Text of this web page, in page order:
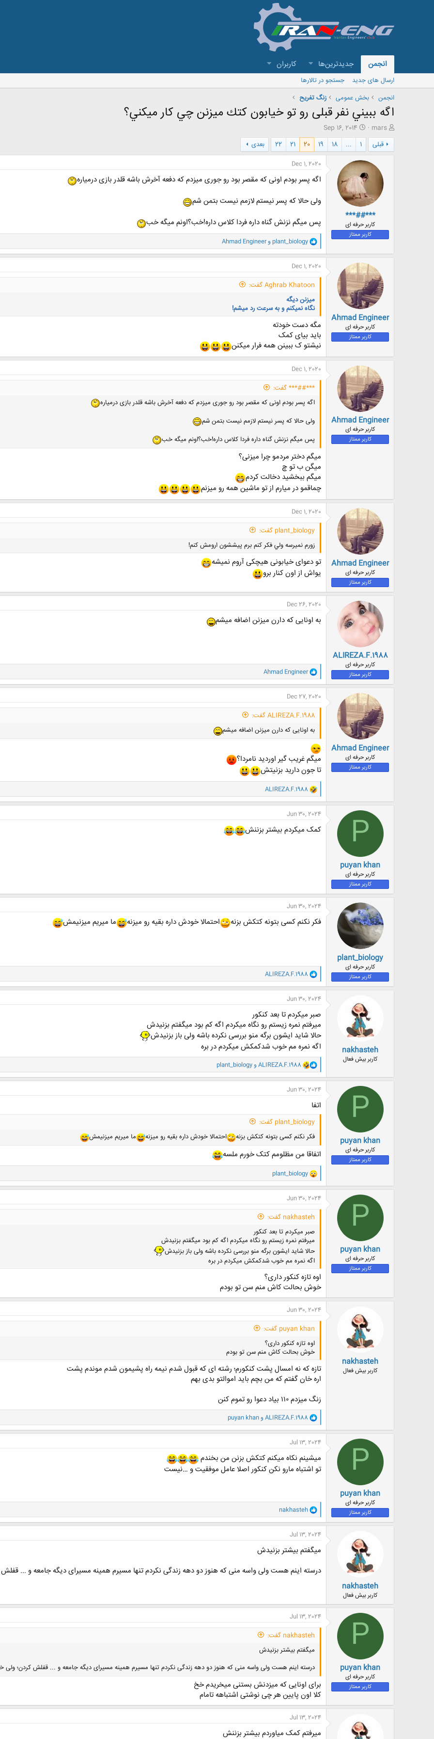
انجمن جدیدترین‌ها کاربران
ارسال های جدید
جستجو در تالارها
انجمن
بخش عمومی زنگ تفريح
اگه ببيني نفر قبلی رو تو خيابون كتك ميزنن چي كار ميكني؟
ش
ر
و
ع
و
ع
mars
ت
ا
ی
خ
ش
ر
و
ع
Sep 16, 2014
قبلی
1
...
18
19
20
21
22 بعدی
***##***
کاربر حرفه ای
کاربر ممتاز
Dec 1, 2020
اگه پسر بودم اونی که مقصر بود رو جوری میزدم که دفعه آخرش باشه قلدر بازی درمیاره
ولی حالا که پسر نیستم لازمم نیست بتمن شم
پس میگم نزنش گناه داره فردا کلاس داره!خب؟اونم میگه خب
و
ا
ک
ش
ا
plant_biology وAhmad Engineer
Ahmad Engineer
کاربر حرفه ای
کاربر ممتاز
Dec 1, 2020
Aghrab Khatoon گفت:
میزنن دیگه
نگاه نمیکنم و به سرعت رد میشم!
کلیک کنید تا باز شود...
مگه دست خودته
باید بیای کمک
نیشتو ک ببینن همه فرار میکنن
Ahmad Engineer
کاربر حرفه ای
کاربر ممتاز
Dec 1, 2020
***##*** گفت:
اگه پسر بودم اونی که مقصر بود رو جوری میزدم که دفعه آخرش باشه قلدر بازی درمیاره
ولی حالا که پسر نیستم لازمم نیست بتمن شم
پس میگم نزنش گناه داره فردا کلاس داره!خب؟اونم میگه خب
میگم دختر مردمو چرا میزنی؟
میگن ب تو چ
میگم ببخشید دخالت کردم
چماقمو در میارم از تو ماشین همه رو میزنم
Ahmad Engineer
کاربر حرفه ای
کاربر ممتاز
Dec 1, 2020
plant_biology گفت:
زورم نميرسه ولي فكر كنم برم پيششون ارومش كنم!
تو دعوای خیابونی هیچکی آروم نمیشه
یواش از اون کنار برو
ALIREZA.F.1988
کاربر حرفه ای
کاربر ممتاز
Dec 26, 2020
به اونایی که دارن میزنن اضافه میشم
و
ا
ک
ش
ا
:
Ahmad Engineer
Ahmad Engineer
کاربر حرفه ای
کاربر ممتاز
Dec 27, 2020
ALIREZA.F.1988 گفت:
به اونایی که دارن میزنن اضافه میشم
میگم غریب گیر اوردید نامردا؟
تا جون دارید بزنیتش
و
ا
ک
ن
ش
ه
ا
ALIREZA.F.1988
P
puyan khan
کاربر حرفه ای
کاربر ممتاز
Jun 30, 2024
کمک میکردم بیشتر بزننش
plant_biology
کاربر حرفه ای
کاربر ممتاز
Jun 30, 2024
فکر نکنم کسی بتونه کتکش بزنه احتمالا خودش داره بقیه رو میزنه ما میریم میزنیمش
و
ا
ک
ن
ش
ه
ا
:
ALIREZA.F.1988
nakhasteh
کاربر بیش فعال
Jun 30, 2024
صبر میکردم تا بعد کنکور
میرفتم نمره زیستم رو نگاه میکردم اگه کم بود میگفتم بزنیدش
حالا شاید ایشون برگه منو بررسی نکرده باشه ولی باز بزنیدش
اگه نمره مم خوب شدکمکش میکردم در بره
و
ا
ک
ن
ش
ALIREZA.F.1988 و plant_biology
P
puyan khan
کاربر حرفه ای
کاربر ممتاز
Jun 30, 2024
اتفا
plant_biology گفت:
فکر نکنم کسی بتونه کتکش بزنه
احتمالا خودش داره بقیه رو میزنه ما میریم میزنیمش
اتفاقا من مظلومم کتک خورم ملسه
و
ا
ک
ن
ش
ا
plant_biology
P
puyan khan
کاربر حرفه ای
کاربر ممتاز
Jun 30, 2024
nakhasteh گفت:
صبر میکردم تا بعد کنکور
میرفتم نمره زیستم رو نگاه میکردم اگه کم بود میگفتم بزنیدش
حالا شاید ایشون برگه منو بررسی نکرده باشه ولی باز بزنیدش
اگه نمره مم خوب شدکمکش میکردم در بره
کلیک کنید تا باز شود...
اوه تازه کنکور داری؟
خوش بحالت کاش منم سن تو بودم
nakhasteh
کاربر بیش فعال
Jun 30, 2024
puyan khan گفت:
اوه تازه کنکور داری؟
خوش بحالت کاش منم سن تو بودم
کلیک کنید تا باز شود...
تازه که نه امسال پشت کنکورم؛ رشته ای که قبول شدم نیمه راه پشیمون شدم موندم پشت
اره خان گفتم که من بچم باید اموالتو بدی بهم
زنگ میزدم ۱۱۰ بیاد دعوا رو تموم کنن
و
ا
ک
ن
ش
ه
ا
:
ALIREZA.F.1988 و puyan khan
P
puyan khan
کاربر حرفه ای
کاربر ممتاز
Jul 13, 2024
میشینم نکاه میکنم کتکش بزنن من بخندم
تو اشتباه مارو نکن کنکور اصلا عامل موفقیت و …نیست
و
ا
ک
ن
ش
ه
ا
nakhasteh
nakhasteh
کاربر بیش فعال
Jul 13, 2024
میگفتم بیشتر بزنیدش
درسته اینم هست ولی واسه منی که هنوز دو دهه زندگی نکردم تنها مسیرم همینه مسیرای دیگه جامعه و ...
P
puyan khan
کاربر حرفه ای
کاربر ممتاز
Jul 13, 2024
nakhasteh گفت:
میگفتم بیشتر بزنیدش
درسته اینم هست ولی واسه منی که هنوز دو دهه زندگی نکردم تنها مسیرم همینه مسیرای دیگه جامعه و ... قفلش کردن؛ ولی
برای اونایی که میزدنش بستنی میخریدم خخ
کلا اون پایین هر چی نوشتی اشتباهه تامام
Jul 13, 2024
میرفتم کمک میاوردم بیشتر بزننش